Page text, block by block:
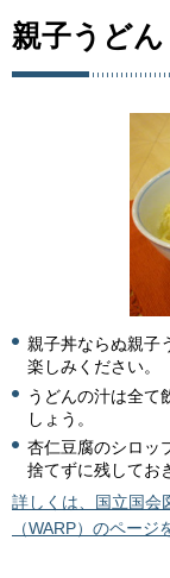
親子うどん
親子丼ならぬ親子
楽しみください。
うどんの汁は全て
しょう。
杏仁豆腐のシロッ
捨てずに残してお
詳しくは、国立国会
（WARP）のペー